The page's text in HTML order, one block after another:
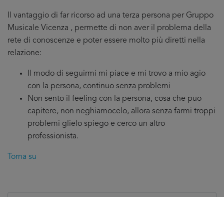
Il vantaggio di far ricorso ad una terza persona per Gruppo
Musicale Vicenza , permette di non aver il problema della
rete di conoscenze e poter essere molto più diretti nella
relazione:
Il modo di seguirmi mi piace e mi trovo a mio agio
con la persona, continuo senza problemi
Non sento il feeling con la persona, cosa che puo
capitere, non neghiamocelo, allora senza farmi troppi
problemi glielo spiego e cerco un altro
professionista.
Torna su